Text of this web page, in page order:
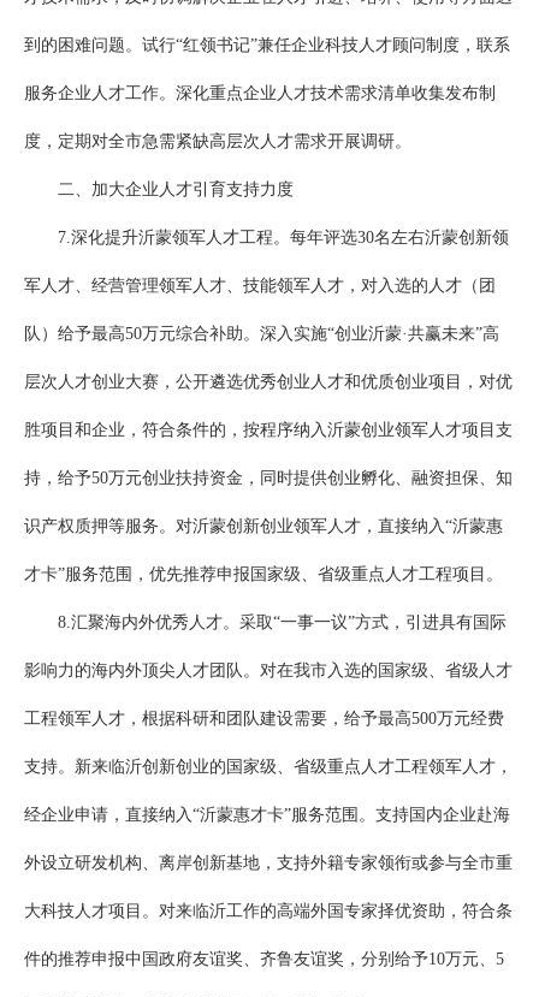
到的困难问题。试行“红领书记”兼任企业科技人才顾问制度，联系
服务企业人才工作。深化重点企业人才技术需求清单收集发布制
度，定期对全市急需紧缺高层次人才需求开展调研。
二、加大企业人才引育支持力度
7.深化提升沂蒙领军人才工程。每年评选30名左右沂蒙创新领
军人才、经营管理领军人才、技能领军人才，对入选的人才（团
队）给予最高50万元综合补助。深入实施“创业沂蒙·共赢未来”高
层次人才创业大赛，公开遴选优秀创业人才和优质创业项目，对优
胜项目和企业，符合条件的，按程序纳入沂蒙创业领军人才项目支
持，给予50万元创业扶持资金，同时提供创业孵化、融资担保、知
识产权质押等服务。对沂蒙创新创业领军人才，直接纳入“沂蒙惠
才卡”服务范围，优先推荐申报国家级、省级重点人才工程项目。
8.汇聚海内外优秀人才。采取“一事一议”方式，引进具有国际
影响力的海内外顶尖人才团队。对在我市入选的国家级、省级人才
工程领军人才，根据科研和团队建设需要，给予最高500万元经费
支持。新来临沂创新创业的国家级、省级重点人才工程领军人才，
经企业申请，直接纳入“沂蒙惠才卡”服务范围。支持国内企业赴海
外设立研发机构、离岸创新基地，支持外籍专家领衔或参与全市重
大科技人才项目。对来临沂工作的高端外国专家择优资助，符合条
件的推荐申报中国政府友谊奖、齐鲁友谊奖，分别给予10万元、5